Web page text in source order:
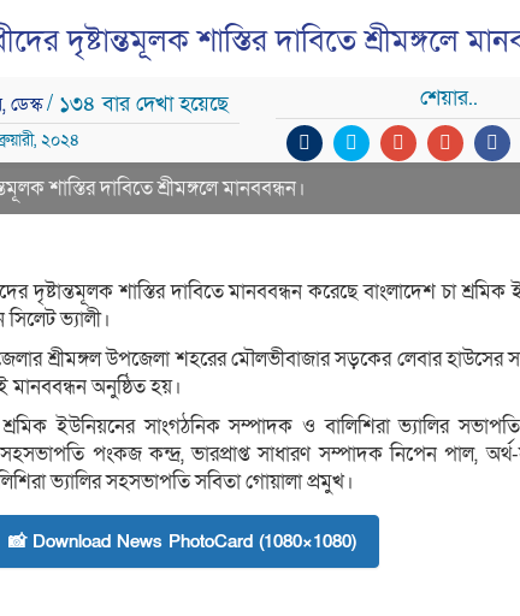
দৃষ্টান্তমূলক শাস্তির দাবিতে শ্রীমঙ্গলে
ডেস্ক/ ১৩৪ বার দেখা হয়েছে
২০২৪
শেয়ার..
শাস্তির দাবিতে শ্রীমঙ্গলে মানববন্ধন।
দৃষ্টান্তমূলক শাস্তির দাবিতে মানববন্ধন করেছে বাংলাদেশ চা শ্রমিক
ভ্যালী।
শ্রীমঙ্গল উপজেলা শহরের মৌলভীবাজার সড়কের লেবার হাউসের
মানববন্ধন অনুষ্ঠিত হয়।
শ্রমিক ইউনিয়নের সাংগঠনিক সম্পাদক ও বালিশিরা ভ্যালির
পংকজ কন্দ্র, ভারপ্রাপ্ত সাধারণ সম্পাদক নিপেন পাল,
ভ্যালির সহসভাপতি সবিতা গোয়ালা প্রমুখ।
📸 Download News PhotoCard (1080×1080)